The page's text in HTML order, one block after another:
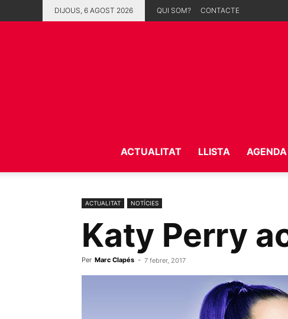
DIJOUS, 6 AGOST 2026 QUI SOM? CONTACTE
ACTUALITAT LLISTA AGENDA
ACTUALITAT NOTÍCIES
Katy Perry
Per Marc Clapés - 7 febrer, 2017